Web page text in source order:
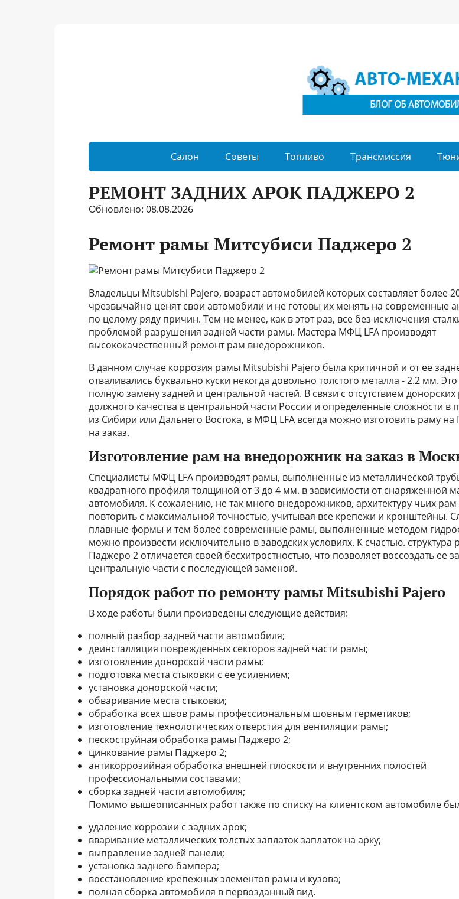
Салон Советы Топливо Трансмиссия
РЕМОНТ ЗАДНИХ АРОК ПАДЖЕРО 2
Обновлено: 08.08.2026
Ремонт рамы Митсубиси Паджеро 2
Владельцы Mitsubishi Pajero, возраст автомобилей которых составляет более
чрезвычайно ценят свои автомобили и не готовы их менять на современные
по целому ряду причин. Тем не менее, как в этот раз, все без исключения
проблемой разрушения задней части рамы. Мастера МФЦ LFA производят
высококачественный ремонт рам внедорожников.
В данном случае коррозия рамы Mitsubishi Pajero была критичной и от ее
отваливались буквально куски некогда довольно толстого металла - 2.2 мм.
полную замену задней и центральной частей. В связи с отсутствием
должного качества в центральной части России и определенные сложности в
из Сибири или Дальнего Востока, в МФЦ LFA всегда можно изготовить раму
на заказ.
Изготовление рам на внедорожник на заказ в
Специалисты МФЦ LFA производят рамы, выполненные из металлической
квадратного профиля толщиной от 3 до 4 мм. в зависимости от снаряженной
автомобиля. К сожалению, не так много внедорожников, архитектуру чьих
повторить с максимальной точностью, учитывая все крепежи и кронштейны.
плавные формы и тем более современные рамы, выполненные методом
можно произвести исключительно в заводских условиях. К счастью. структура
Паджеро 2 отличается своей бесхитростностью, что позволяет воссоздать ее
центральную части с последующей заменой.
Порядок работ по ремонту рамы Mitsubishi Pajero
В ходе работы были произведены следующие действия:
полный разбор задней части автомобиля;
деинсталляция поврежденных секторов задней части рамы;
изготовление донорской части рамы;
подготовка места стыковки с ее усилением;
установка донорской части;
обваривание места стыковки;
обработка всех швов рамы профессиональным шовным герметиков;
изготовление технологических отверстия для вентиляции рамы;
пескоструйная обработка рамы Паджеро 2;
цинкование рамы Паджеро 2;
антикоррозийная обработка внешней плоскости и внутренних полостей
профессиональными составами;
сборка задней части автомобиля;
Помимо вышеописанных работ также по списку на клиентском автомобиле
удаление коррозии с задних арок;
вваривание металлических толстых заплаток заплаток на арку;
выправление задней панели;
установка заднего бампера;
восстановление крепежных элементов рамы и кузова;
полная сборка автомобиля в первозданный вид.